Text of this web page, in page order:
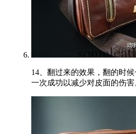
14、翻过来的效果，翻的时
一次成功以减少对皮面的伤害